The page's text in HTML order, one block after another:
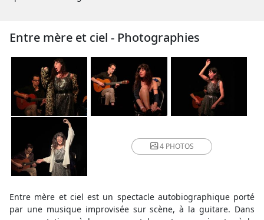
Entre mère et ciel - Photographies
4 PHOTOS
Entre mère et ciel est un spectacle autobiographique porté
par une musique improvisée sur scène, à la guitare. Dans